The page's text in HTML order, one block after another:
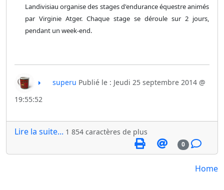
Landivisiau organise des stages d'endurance équestre animés
par Virginie Atger. Chaque stage se déroule sur 2 jours,
pendant un week-end.
superu Publié le : Jeudi 25 septembre 2014 @
19:55:52
Lire la suite... 1 854 caractères de plus
0
Home